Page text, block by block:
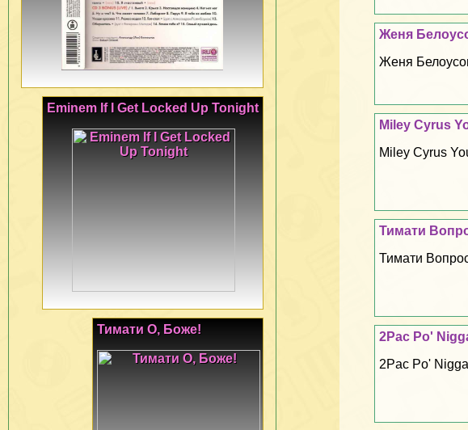
Женя
Женя
Miley Cyrus
Miley Cyrus
Тимати
Тимати
2Pac Po'
2Pac Po'
Eminem If I Get Locked Up Tonight
Тимати О, Боже!